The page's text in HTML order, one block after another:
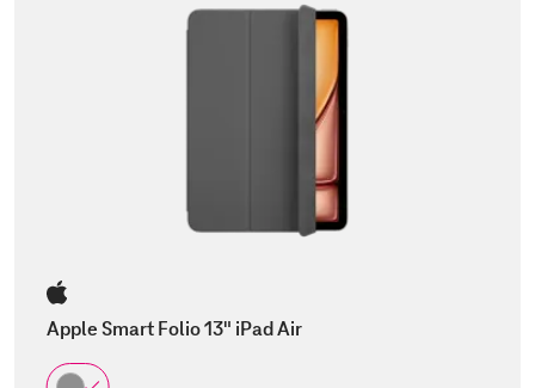
Apple Smart Folio 13" iPad Air